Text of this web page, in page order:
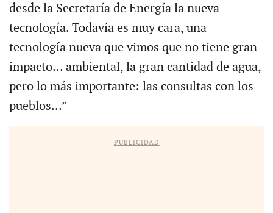
desde la Secretaría de Energía la nueva
tecnología. Todavía es muy cara, una
tecnología nueva que vimos que no tiene gran
impacto… ambiental, la gran cantidad de agua,
pero lo más importante: las consultas con los
pueblos…”
PUBLICIDAD